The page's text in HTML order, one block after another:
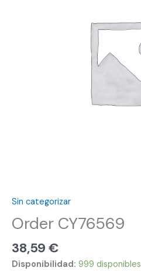
Sin categorizar
Order CY76569
38,59 €
Disponibilidad: 999 disponibles